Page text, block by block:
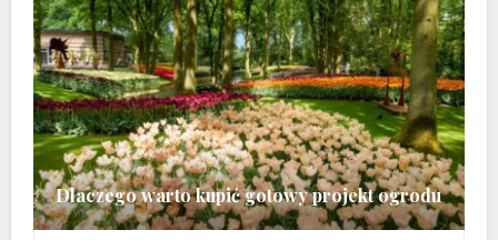
Dlaczego warto kupić gotowy projekt ogrodu